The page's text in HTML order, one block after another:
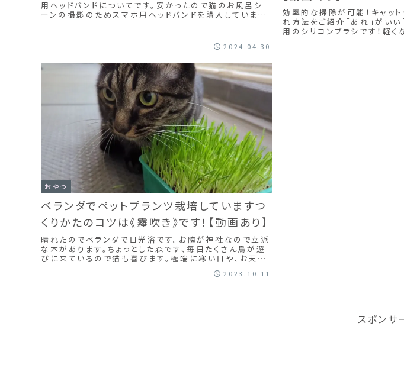
用ヘッドバンドについてです。安かったので猫のお風呂シ
ーンの撮影のためスマホ用ヘッドバンドを購入していまし
節ができなそうなので、他に部品が必要かも・・・2024.04.30
効率的な掃除が可能！キャッ
れ方法をご紹介「あれ」がいい
用のシリコンブラシです！軽
が取れます。ぱっと見毛がつ
ブラシでなでると、ごっそり、
おやつ
ベランダでペットプランツ栽培していますつ
くりかたのコツは《霧吹き》です！【動画あり】
晴れたのでベランダで日光浴です。お隣が神社なので立派
な木があります。ちょっとした森です、毎日たくさん鳥が遊
びに来ているので猫も喜びます。極端に寒い日や、お天気
はペットプランツを栽培しているので、ひなたぼっこしなが
2023.10.11
スポンサ